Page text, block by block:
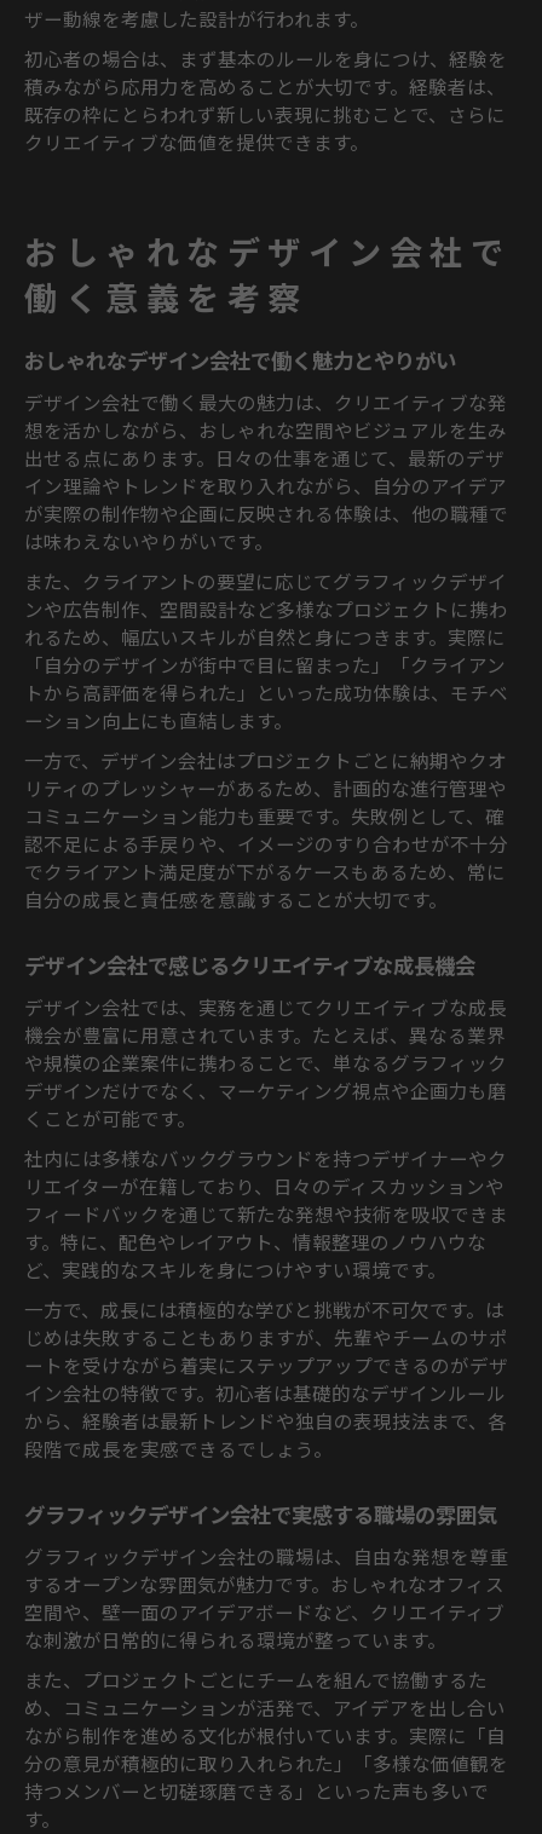
ザー動線を考慮した設計が行われます。
初心者の場合は、まず基本のルールを身につけ、経験を
積みながら応用力を高めることが大切です。経験者は、
既存の枠にとらわれず新しい表現に挑むことで、さらに
クリエイティブな価値を提供できます。
おしゃれなデザイン会社で
働く意義を考察
おしゃれなデザイン会社で働く魅力とやりがい
デザイン会社で働く最大の魅力は、クリエイティブな発
想を活かしながら、おしゃれな空間やビジュアルを生み
出せる点にあります。日々の仕事を通じて、最新のデザ
イン理論やトレンドを取り入れながら、自分のアイデア
が実際の制作物や企画に反映される体験は、他の職種で
は味わえないやりがいです。
また、クライアントの要望に応じてグラフィックデザイ
ンや広告制作、空間設計など多様なプロジェクトに携わ
れるため、幅広いスキルが自然と身につきます。実際に
「自分のデザインが街中で目に留まった」「クライアン
トから高評価を得られた」といった成功体験は、モチベ
ーション向上にも直結します。
一方で、デザイン会社はプロジェクトごとに納期やクオ
リティのプレッシャーがあるため、計画的な進行管理や
コミュニケーション能力も重要です。失敗例として、確
認不足による手戻りや、イメージのすり合わせが不十分
でクライアント満足度が下がるケースもあるため、常に
自分の成長と責任感を意識することが大切です。
デザイン会社で感じるクリエイティブな成長機会
デザイン会社では、実務を通じてクリエイティブな成長
機会が豊富に用意されています。たとえば、異なる業界
や規模の企業案件に携わることで、単なるグラフィック
デザインだけでなく、マーケティング視点や企画力も磨
くことが可能です。
社内には多様なバックグラウンドを持つデザイナーやク
リエイターが在籍しており、日々のディスカッションや
フィードバックを通じて新たな発想や技術を吸収できま
す。特に、配色やレイアウト、情報整理のノウハウな
ど、実践的なスキルを身につけやすい環境です。
一方で、成長には積極的な学びと挑戦が不可欠です。は
じめは失敗することもありますが、先輩やチームのサポ
ートを受けながら着実にステップアップできるのがデザ
イン会社の特徴です。初心者は基礎的なデザインルール
から、経験者は最新トレンドや独自の表現技法まで、各
段階で成長を実感できるでしょう。
グラフィックデザイン会社で実感する職場の雰囲気
グラフィックデザイン会社の職場は、自由な発想を尊重
するオープンな雰囲気が魅力です。おしゃれなオフィス
空間や、壁一面のアイデアボードなど、クリエイティブ
な刺激が日常的に得られる環境が整っています。
また、プロジェクトごとにチームを組んで協働するた
め、コミュニケーションが活発で、アイデアを出し合い
ながら制作を進める文化が根付いています。実際に「自
分の意見が積極的に取り入れられた」「多様な価値観を
持つメンバーと切磋琢磨できる」といった声も多いで
す。